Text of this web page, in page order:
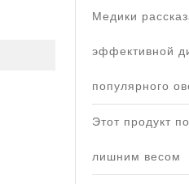
Медики
эффективной
популярного
Этот продукт
лишним весом